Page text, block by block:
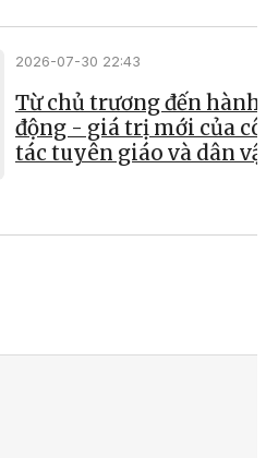
2026-07-30 22:43
Từ chủ trương đến hành
động - giá trị mới của
tác tuyên giáo và dân